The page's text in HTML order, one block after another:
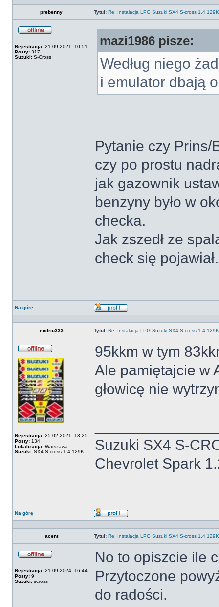
prebenny
Tytuł: Re: Instalacja LPG Suzuki SX4 S-cross 1.4
Rejestracja: 21-09-2021, 10:51
Posty: 317
Suzuki: S-Cross
mazi1986 pisze:
Według niego
i emulator dbają
Pytanie czy Prins/
czy po prostu
jak gazownik
benzyny było w
checka.
Jak zszedł ze
check się pojawiał.
Na górę
Wyświetl
endriu333
Tytuł: Re: Instalacja LPG Suzuki SX4 S-cross 1.4
Rejestracja: 25-02-2021, 13:25
Posty: 134
Lokalizacja: Warszawa
Suzuki: SX4 S-cross 1.4 129K
95kkm w tym
Ale pamiętajcie w
głowicę nie
Suzuki SX4 S-
Chevrolet Spark
Na górę
Wyświetl
acent
Tytuł: Re: Instalacja LPG Suzuki SX4 S-cross 1.4
Rejestracja: 21-09-2024, 16:44
Posty: 9
Suzuki: scross
No to opiszcie ile
Przytoczone
do radości.